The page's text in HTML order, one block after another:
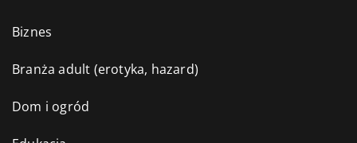
Biznes
Branża adult (erotyka, hazard)
Dom i ogród